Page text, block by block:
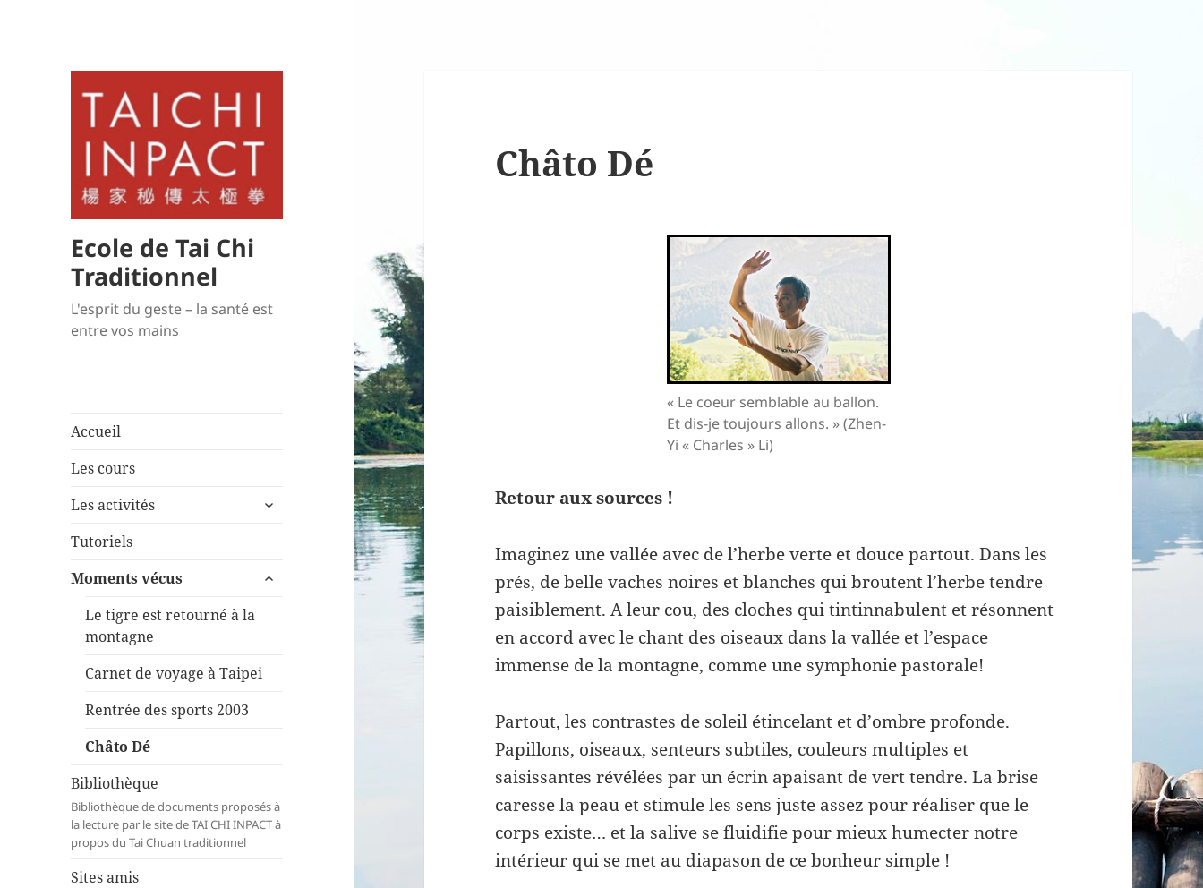
Ecole de Tai Chi
Traditionnel
L'esprit du geste – la santé est
entre vos mains
Accueil
Les cours
Les activités
ouvrir
Tutoriels
Moments vécus
ouvrir
sous-
Le tigre est retourné à la
montagne
Carnet de voyage à Taipei
Rentrée des sports 2003
Châto Dé
Bibliothèque
Bibliothèque de documents proposés à
la lecture par le site de TAI CHI INPACT à
propos du Tai Chuan traditionnel
Sites amis
Châto Dé
« Le coeur semblable au ballon.
Et dis-je toujours allons. » (Zhen-
Yi « Charles » Li)
Retour aux sources !
Imaginez une vallée avec de l’herbe verte et douce partout. Dans les
prés, de belle vaches noires et blanches qui broutent l’herbe tendre
paisiblement. A leur cou, des cloches qui tintinnabulent et résonnent
en accord avec le chant des oiseaux dans la vallée et l’espace
immense de la montagne, comme une symphonie pastorale!
Partout, les contrastes de soleil étincelant et d’ombre profonde.
Papillons, oiseaux, senteurs subtiles, couleurs multiples et
saisissantes révélées par un écrin apaisant de vert tendre. La brise
caresse la peau et stimule les sens juste assez pour réaliser que le
corps existe… et la salive se fluidifie pour mieux humecter notre
intérieur qui se met au diapason de ce bonheur simple !